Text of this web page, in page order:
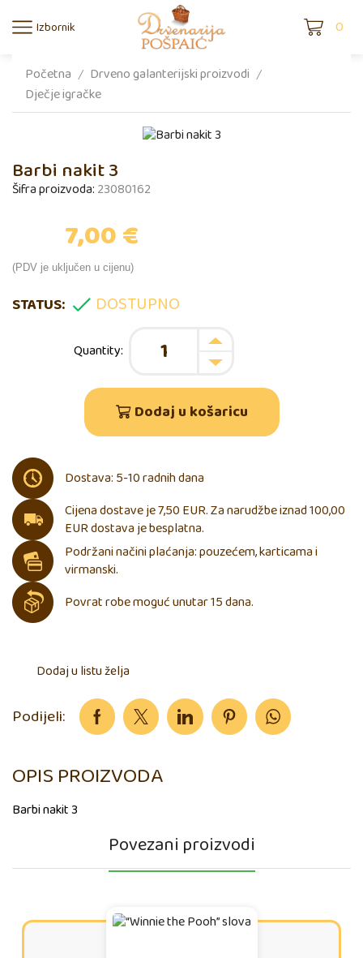
Izbornik 0
Početna / Drveno galanterijski proizvodi /
Dječje igračke
Barbi nakit 3
Šifra proizvoda: 23080162
7,00€
(PDV je uključen u cijenu)
STATUS: DOSTUPNO
Dodaj u košaricu
Dostava: 5-10 radnih dana
Cijena dostave je 7,50 EUR. Za narudžbe iznad 100,00
EUR dostava je besplatna.
Podržani načini plaćanja: pouzećem, karticama i
virmanski.
Povrat robe moguć unutar 15 dana.
Dodaj u listu želja
Podijeli:
OPIS PROIZVODA
Barbi nakit 3
Povezani proizvodi